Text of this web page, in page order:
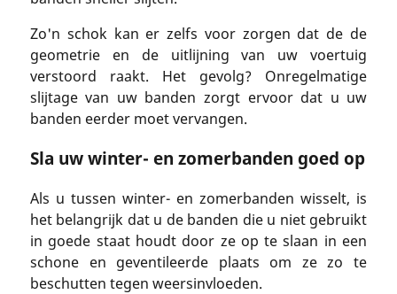
Zo'n schok kan er zelfs voor zorgen dat de de
geometrie en de uitlijning van uw voertuig
verstoord raakt. Het gevolg? Onregelmatige
slijtage van uw banden zorgt ervoor dat u uw
banden eerder moet vervangen.
Sla uw winter- en zomerbanden goed op
Als u tussen winter- en zomerbanden wisselt, is
het belangrijk dat u de banden die u niet gebruikt
in goede staat houdt door ze op te slaan in een
schone en geventileerde plaats om ze zo te
beschutten tegen weersinvloeden.